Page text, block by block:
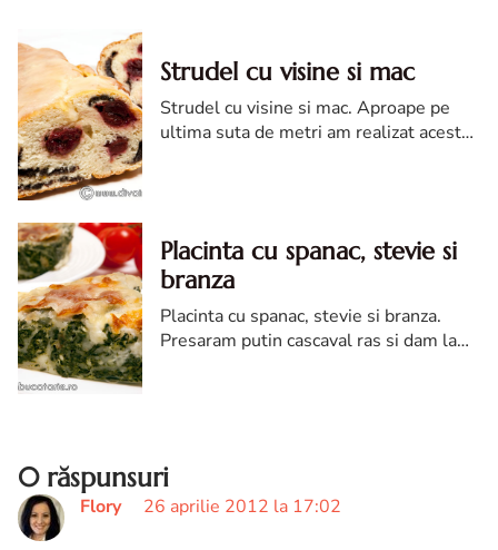
Strudel cu visine si mac
Strudel cu visine si mac. Aproape pe
ultima suta de metri am realizat acest
Placinta cu spanac, stevie si
branza
Placinta cu spanac, stevie si branza.
Presaram putin cascaval ras si dam la
0 răspunsuri
Flory 26 aprilie 2012 la 17:02